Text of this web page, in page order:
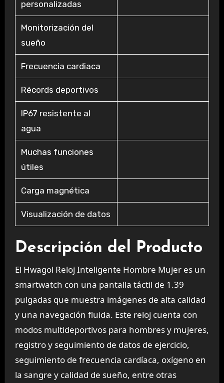
personalizadas
Monitorización del
sueño
Frecuencia cardiaca
Récords deportivos
IP67 resistente al
agua
Muchas funciones
útiles
Carga magnética
Visualización de datos
Descripción del Producto
El Hwagol Reloj Inteligente Hombre Mujer es un
smartwatch con una pantalla táctil de 1.39
pulgadas que muestra imágenes de alta calidad
y una navegación fluida. Este reloj cuenta con
modos multideportivos para hombres y mujeres,
registro y seguimiento de datos de ejercicio,
seguimiento de frecuencia cardíaca, oxígeno en
la sangre y calidad de sueño, entre otras